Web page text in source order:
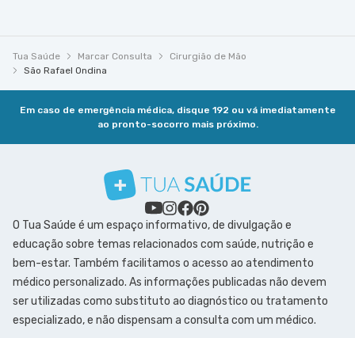
Tua Saúde Marcar Consulta
Cirurgião de Mão
São Rafael Ondina
Em caso de emergência médica, disque 192 ou vá imediatamente
ao pronto-socorro mais próximo.
O Tua Saúde é um espaço informativo, de divulgação e
educação sobre temas relacionados com saúde, nutrição e
bem-estar. Também facilitamos o acesso ao atendimento
médico personalizado. As informações publicadas não devem
ser utilizadas como substituto ao diagnóstico ou tratamento
especializado, e não dispensam a consulta com um médico.